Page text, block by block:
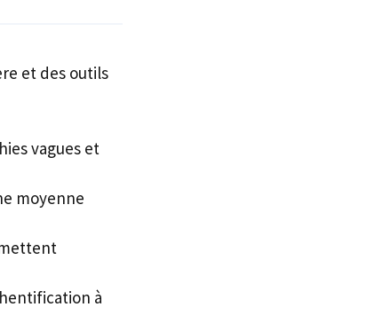
et des outils
vagues et
moyenne
à